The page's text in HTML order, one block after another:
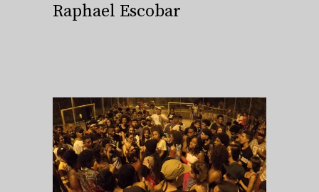
Raphael Escobar